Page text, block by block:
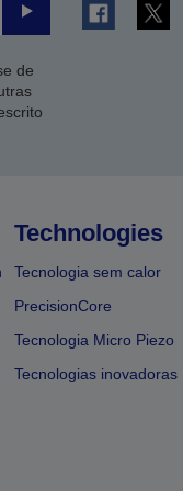
Enviar
de
Technologies
Tecnologia sem calor
PrecisionCore
Tecnologia Micro Piezo
Tecnologias inovadoras